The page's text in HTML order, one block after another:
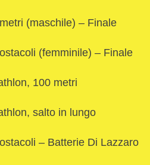
(maschile) – Finale
(femminile) – Finale
100 metri
salto in lungo
– Batterie Di Lazzaro